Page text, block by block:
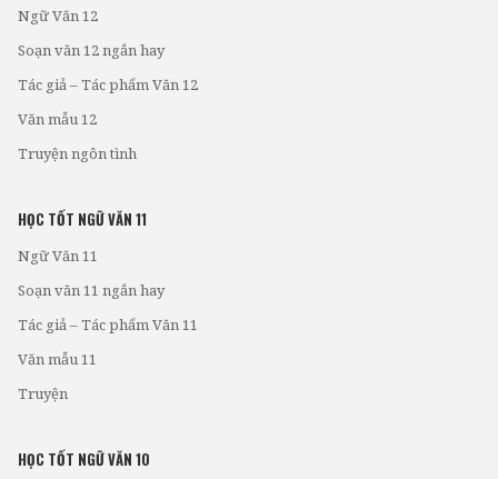
Ngữ Văn 12
Soạn văn 12 ngắn hay
Tác giả – Tác phẩm Văn 12
Văn mẫu 12
Truyện ngôn tình
HỌC TỐT NGỮ VĂN 11
Ngữ Văn 11
Soạn văn 11 ngắn hay
Tác giả – Tác phẩm Văn 11
Văn mẫu 11
Truyện
HỌC TỐT NGỮ VĂN 10